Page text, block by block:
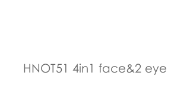
HNOT51 4in1 face&2 eye